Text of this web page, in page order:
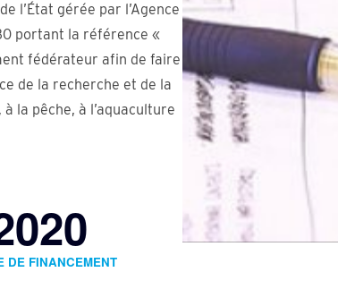
l’État gérée par l’Agence
portant la référence «
fédérateur afin de faire
de la recherche et de la
la pêche, à l’aquaculture
DE FINANCEMENT